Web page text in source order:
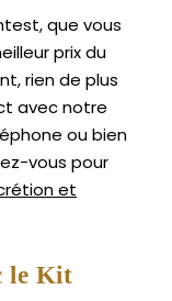
que vous
prix du
rien de plus
avec notre
ou bien
vous pour
et
le Kit